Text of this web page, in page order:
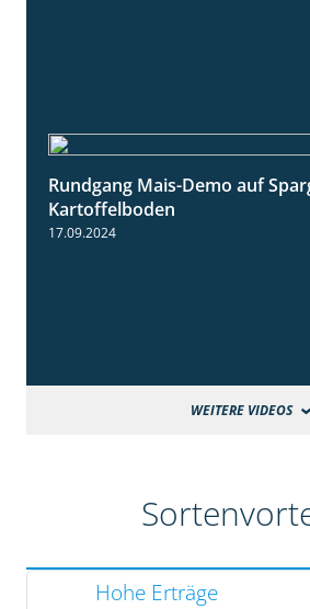
Rundgang Mais-Demo auf
Kartoffelboden
17.09.2024
WEITERE VIDEOS
Hohe Erträge